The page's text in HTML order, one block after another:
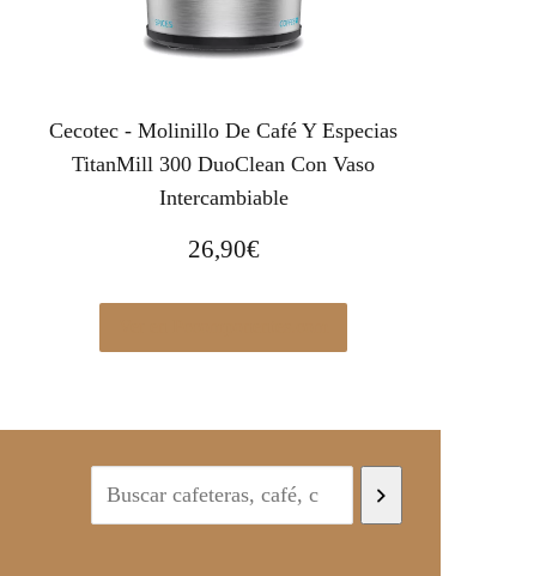
Cecotec - Molinillo De Café Y Especias
TitanMill 300 DuoClean Con Vaso
Intercambiable
26,90€